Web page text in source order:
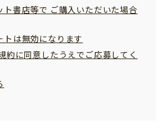
ト書店等で ご購入いただいた場合
は無効になります
に同意したうえでご応募してく